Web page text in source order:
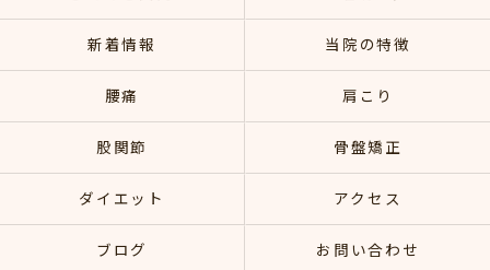
新着情報 当院の特徴
腰痛 肩こり
股関節 骨盤矯正
ダイエット アクセス
ブログ お問い合わせ